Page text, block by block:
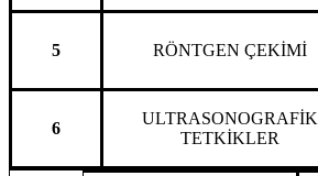
5 RÖNTGEN ÇEKİMİ
6
ULTRASONOGRAFİK
TETKİKLER